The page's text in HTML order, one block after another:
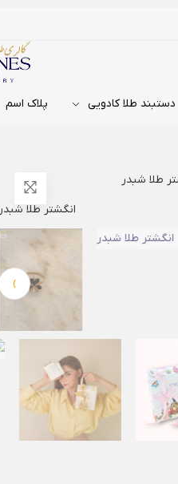
دستبند طلا کادویی پلاک اسم
طلا شبدر
›